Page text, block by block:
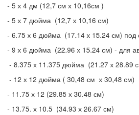
- 5 х 4 дм (12,7 см х 10,16см )
- 5 х 7 дюйма (12,7 х 10,16 см)
- 6.75 х 6 дюйма (17.14 х 15.24 см) под
- 9 х 6 дюйма (22.96 х 15.24 см) - для
- 8.375 х 11.375 дюйма (21.27 х 28.89
- 12 х 12 дюйма ( 30,48 см х 30,48 см)
- 11.75 х 12 (29.85 х 30.48 см)
- 13.75. х 10.5 (34.93 х 26.67 см)